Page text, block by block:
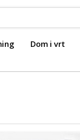
Dom i vrt